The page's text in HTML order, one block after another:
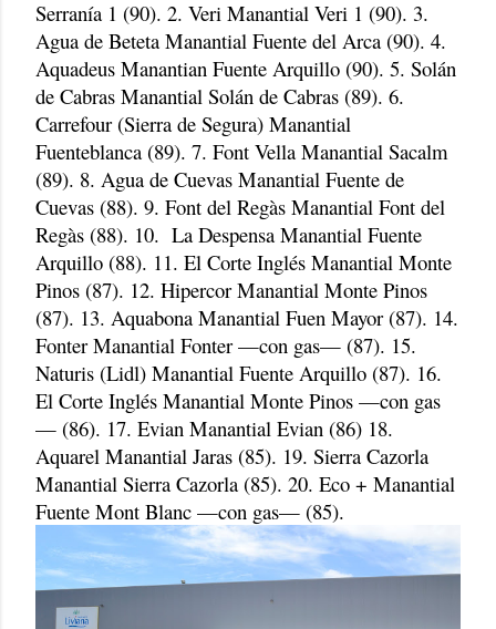
Serranía 1 (90). 2. Veri Manantial Veri 1 (90). 3.
Agua de Beteta Manantial Fuente del Arca (90). 4.
Aquadeus Manantian Fuente Arquillo (90). 5. Solán
de Cabras Manantial Solán de Cabras (89). 6.
Carrefour (Sierra de Segura) Manantial
Fuenteblanca (89). 7. Font Vella Manantial Sacalm
(89). 8. Agua de Cuevas Manantial Fuente de
Cuevas (88). 9. Font del Regàs Manantial Font del
Regàs (88). 10. La Despensa Manantial Fuente
Arquillo (88). 11. El Corte Inglés Manantial Monte
Pinos (87). 12. Hipercor Manantial Monte Pinos
(87). 13. Aquabona Manantial Fuen Mayor (87). 14.
Fonter Manantial Fonter —con gas— (87). 15.
Naturis (Lidl) Manantial Fuente Arquillo (87). 16.
El Corte Inglés Manantial Monte Pinos —con gas
— (86). 17. Evian Manantial Evian (86) 18.
Aquarel Manantial Jaras (85). 19. Sierra Cazorla
Manantial Sierra Cazorla (85). 20. Eco + Manantial
Fuente Mont Blanc —con gas— (85).